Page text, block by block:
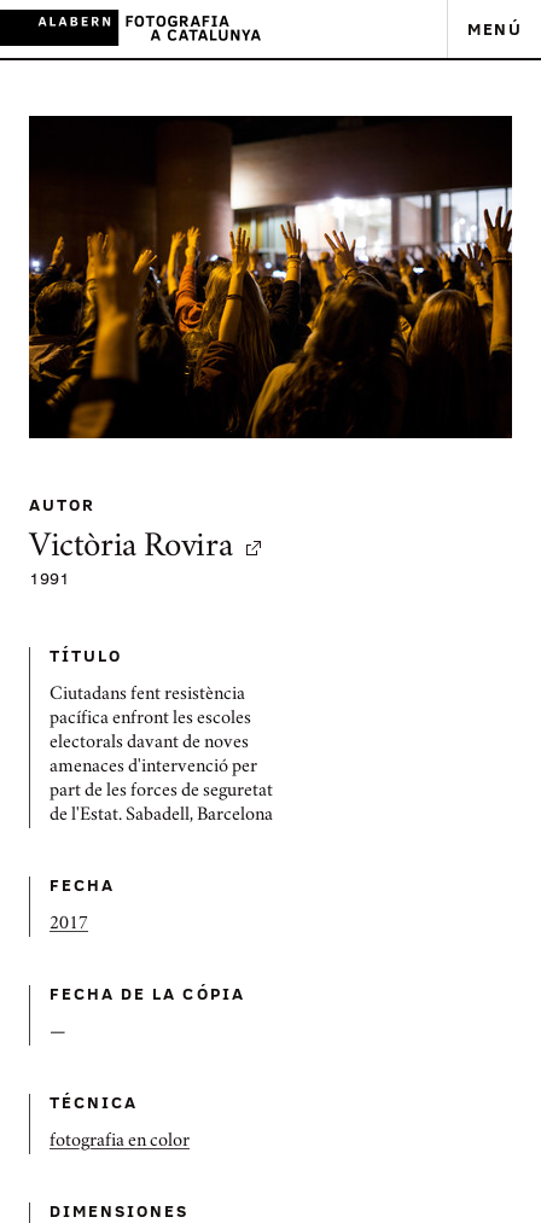
MENÚ
AUTOR
Victòria Rovira
1991
TÍTULO
Ciutadans fent resistència
pacífica enfront les escoles
electorals davant de noves
amenaces d'intervenció per
part de les forces de seguretat
de l'Estat. Sabadell, Barcelona
FECHA
2017
FECHA DE LA CÓPIA
—
TÉCNICA
fotografia en color
DIMENSIONES